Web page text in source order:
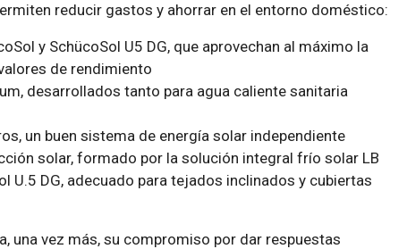
reducir gastos y ahorrar en el entorno doméstico:
y SchücoSol U5 DG, que aprovechan al máximo la
de rendimiento
desarrollados tanto para agua caliente sanitaria
un buen sistema de energía solar independiente
solar, formado por la solución integral frío solar LB
U.5 DG, adecuado para tejados inclinados y cubiertas
una vez más, su compromiso por dar respuestas